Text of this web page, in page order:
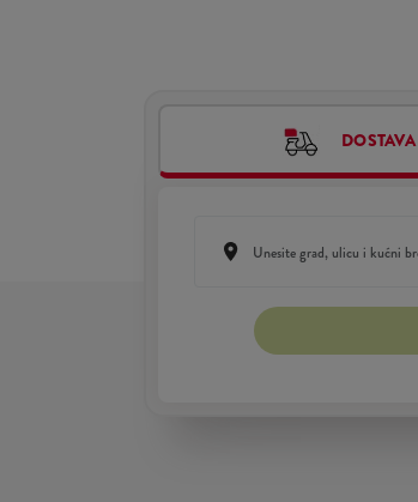
DOSTAVA